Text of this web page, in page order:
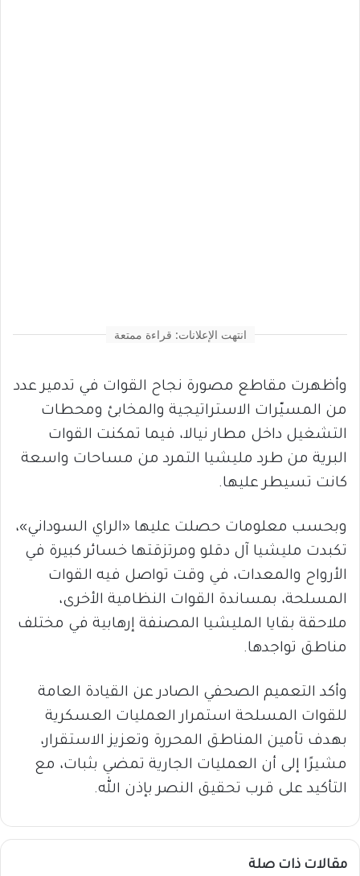
انتهت الإعلانات: قراءة ممتعة
وأظهرت مقاطع مصورة نجاح القوات في تدمير عدد
من المسيّرات الاستراتيجية والمخابئ ومحطات
التشغيل داخل مطار نيالا، فيما تمكنت القوات
البرية من طرد مليشيا التمرد من مساحات واسعة
كانت تسيطر عليها.
وبحسب معلومات حصلت عليها «الراي السوداني»،
تكبدت مليشيا آل دقلو ومرتزقتها خسائر كبيرة في
الأرواح والمعدات، في وقت تواصل فيه القوات
المسلحة، بمساندة القوات النظامية الأخرى،
ملاحقة بقايا المليشيا المصنفة إرهابية في مختلف
مناطق تواجدها.
وأكد التعميم الصحفي الصادر عن القيادة العامة
للقوات المسلحة استمرار العمليات العسكرية
بهدف تأمين المناطق المحررة وتعزيز الاستقرار،
مشيرًا إلى أن العمليات الجارية تمضي بثبات، مع
التأكيد على قرب تحقيق النصر بإذن الله.
مقالات ذات صلة